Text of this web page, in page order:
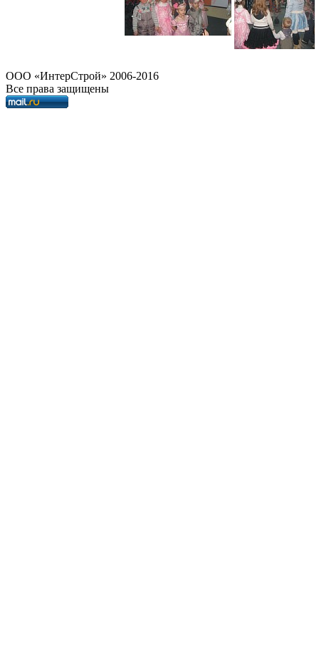
OOO «ИнтерСтрой» 2006-2016
Все права защищены